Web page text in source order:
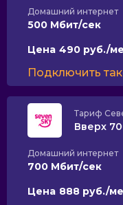
Домашний интернет
500 Мбит/сек
Цена 490 руб./
Подключить
Тариф
Вверх
Домашний интернет
700 Мбит/сек
Цена 888 руб./